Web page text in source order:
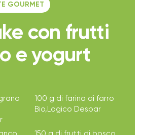
GOURMET
con frutti
e yogurt
100 g di farina di farro
Bio,Logico Despar